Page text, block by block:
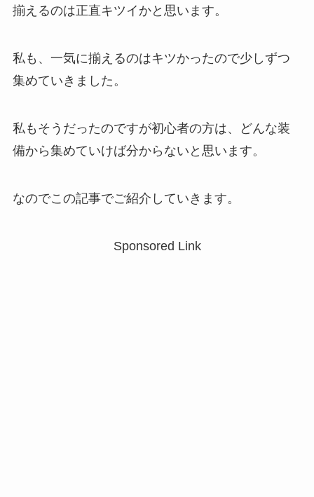
揃えるのは正直キツイかと思います。
私も、一気に揃えるのはキツかったので少しずつ
集めていきました。
私もそうだったのですが初心者の方は、どんな装
備から集めていけば分からないと思います。
なのでこの記事でご紹介していきます。
Sponsored Link